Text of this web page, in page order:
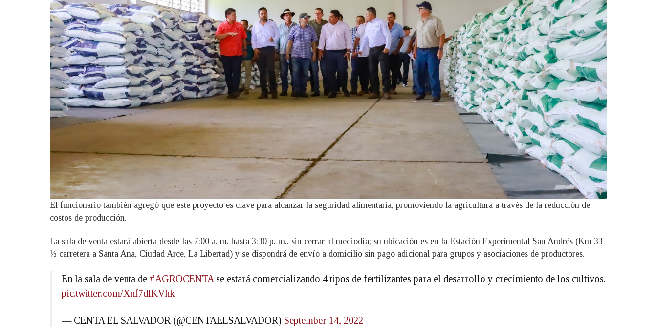
El funcionario también agregó que este proyecto es clave para alcanzar la seguridad alimentaria, promoviendo la agricultura a través de la reducción de
costos de producción.
La sala de venta estará abierta desde las 7:00 a. m. hasta 3:30 p. m., sin cerrar al mediodía; su ubicación es en la Estación Experimental San Andrés (Km 33
½ carretera a Santa Ana, Ciudad Arce, La Libertad) y se dispondrá de envío a domicilio sin pago adicional para grupos y asociaciones de productores.
En la sala de venta de #AGROCENTA se estará comercializando 4 tipos de fertilizantes para el desarrollo y crecimiento de los cultivos.
pic.twitter.com/Xnf7dIKVhk
— CENTA EL SALVADOR (@CENTAELSALVADOR) September 14, 2022